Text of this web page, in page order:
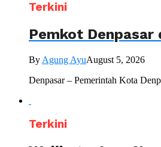
Terkini
Pemkot
By Agung AyuAugust 5, 2026
Denpasar – Pemerintah Kota
Terkini